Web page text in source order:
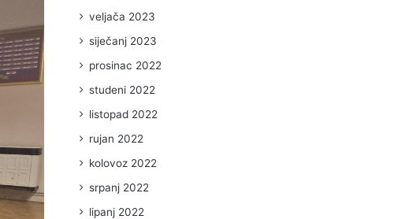
veljača 2023
siječanj 2023
prosinac 2022
studeni 2022
listopad 2022
rujan 2022
kolovoz 2022
srpanj 2022
lipanj 2022